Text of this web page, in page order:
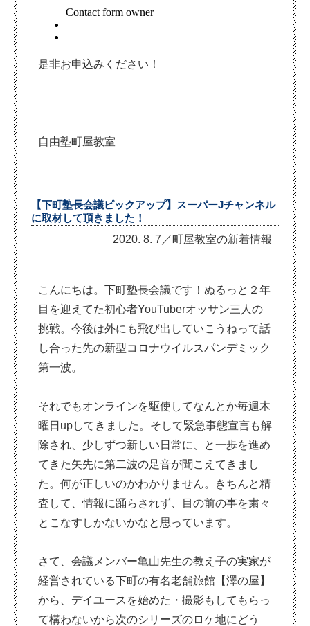
是非お申込みください！
自由塾町屋教室
【下町塾長会議ピックアップ】スーパーJチャンネル
に取材して頂きました！
2020. 8. 7／町屋教室の新着情報
こんにちは。下町塾長会議です！ぬるっと２年
目を迎えてた初心者YouTuberオッサン三人の
挑戦。今後は外にも飛び出していこうねって話
し合った先の新型コロナウイルスパンデミック
第一波。
それでもオンラインを駆使してなんとか毎週木
曜日upしてきました。そして緊急事態宣言も解
除され、少しずつ新しい日常に、と一歩を進め
てきた矢先に第二波の足音が聞こえてきまし
た。何が正しいのかわかりません。きちんと精
査して、情報に踊らされず、目の前の事を粛々
とこなすしかないかなと思っています。
さて、会議メンバー亀山先生の教え子の実家が
経営されている下町の有名老舗旅館【澤の屋】
から、デイユースを始めた・撮影もしてもらっ
て構わないから次のシリーズのロケ地にどう